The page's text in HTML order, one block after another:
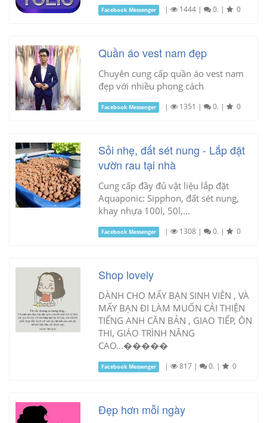
Facebook Messenger | 1444 | 0. | 0
Quần áo vest nam đẹp
Chuyên cung cấp quần áo vest nam
đẹp với nhiều phong cách
Facebook Messenger | 1351 | 0. | 0
Sỏi nhẹ, đất sét nung - Lắp đặt
vườn rau tại nhà
Cung cấp đầy đủ vật liệu lắp đặt
Aquaponic: Sipphon, đất sét nung,
khay nhựa 100l, 50l,...
Facebook Messenger | 1308 | 0. | 0
Shop lovely
DÀNH CHO MẤY BẠN SINH VIÊN , VÀ
MẤY BẠN ĐI LÀM MUỐN CẢI THIỆN
TIẾNG ANH CĂN BẢN , GIAO TIẾP, ÔN
THI, GIÁO TRÌNH NÂNG
CAO...�����
Facebook Messenger | 817 | 0. | 0
Đẹp hơn mỗi ngày